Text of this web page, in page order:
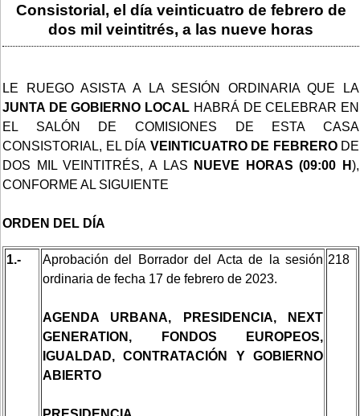
Consistorial, el día veinticuatro de febrero de
dos mil veintitrés, a las nueve horas
LE RUEGO ASISTA A LA SESIÓN ORDINARIA QUE LA
JUNTA DE GOBIERNO LOCAL HABRÁ DE CELEBRAR EN
EL SALÓN DE COMISIONES DE ESTA CASA
CONSISTORIAL, EL DÍA VEINTICUATRO DE FEBRERO DE
DOS MIL VEINTITRÉS, A LAS NUEVE HORAS (09:00 H),
CONFORME AL SIGUIENTE
ORDEN DEL DÍA
1.-
Aprobación del Borrador del Acta de la sesión
ordinaria de fecha 17 de febrero de 2023.
AGENDA URBANA, PRESIDENCIA, NEXT
GENERATION, FONDOS EUROPEOS,
IGUALDAD, CONTRATACIÓN Y GOBIERNO
ABIERTO
218